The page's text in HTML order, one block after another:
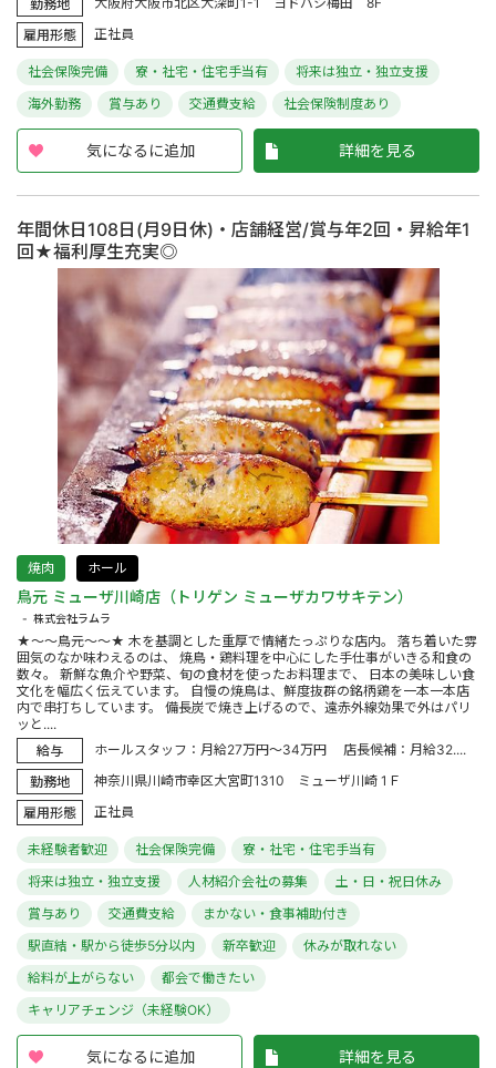
勤務地
雇用形態
正社員
社会保険完備 寮・社宅・住宅手当有
将来は独立・独立支援
海外勤務
賞与あり 交通費支給 社会保険制度あり
気になるに追加 詳細を見る
年間休日108日(月9日休)・店舗経営/賞与年2回・昇給年1
回★福利厚生充実◎
焼肉 ホール
鳥元 ミューザ川崎店（トリゲン ミューザカワサキテン）
株式会社ラムラ
★～～鳥元～～★ 木を基調とした重厚で情緒たっぷりな店内。 落ち着いた雰
囲気のなか味わえるのは、 焼鳥・鶏料理を中心にした手仕事がいきる和食の
数々。 新鮮な魚介や野菜、旬の食材を使ったお料理まで、 日本の美味しい食
文化を幅広く伝えています。 自慢の焼鳥は、鮮度抜群の銘柄鶏を一本一本店
内で串打ちしています。 備長炭で焼き上げるので、遠赤外線効果で外はパリ
ッと....
給与
ホールスタッフ：月給27万円～34万円 店長候補：月給32....
勤務地
神奈川県川崎市幸区大宮町1310 ミューザ川崎 1Ｆ
雇用形態
正社員
未経験者歓迎 社会保険完備
寮・社宅・住宅手当有
将来は独立・独立支援
人材紹介会社の募集
土・日・祝日休み
賞与あり
交通費支給
まかない・食事補助付き
駅直結・駅から徒歩5分以内
新卒歓迎
休みが取れない
給料が上がらない
都会で働きたい
キャリアチェンジ（未経験OK）
気になるに追加 詳細を見る